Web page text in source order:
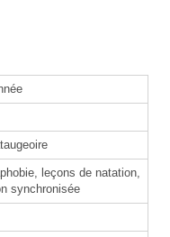
leçons de natation,
synchronisée